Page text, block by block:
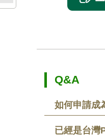
Q&A
如何申請成
已經是台灣